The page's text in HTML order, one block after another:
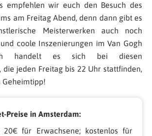
empfehlen wir euch den Besuch des
am Freitag Abend, denn dann gibt es
Meisterwerken auch noch
coole Inszenierungen im Van Gogh
handelt es sich bei diesen
die jeden Freitag bis 22 Uhr stattfinden,
Geheimtipp!
Preise in Amsterdam:
20€ für Erwachsene; kostenlos für